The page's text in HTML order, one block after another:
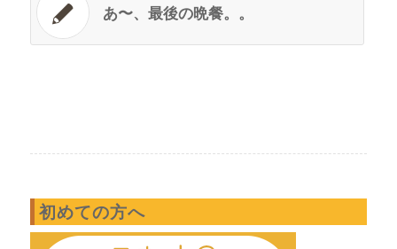
あ〜、最後の晩餐。。
初めての方へ